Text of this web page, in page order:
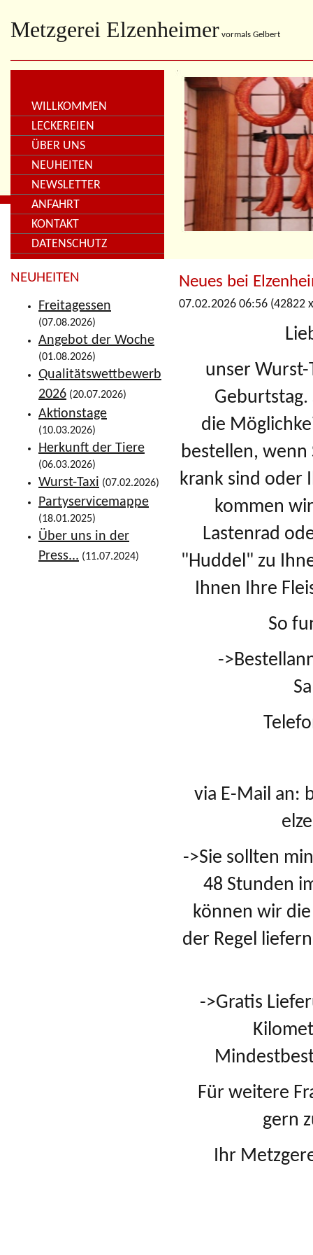
Metzgerei Elzenheimer vormals Gelbert
WILLKOMMEN
LECKEREIEN
ÜBER UNS
NEUHEITEN
NEWSLETTER
ANFAHRT
KONTAKT
DATENSCHUTZ
NEUHEITEN
Freitagessen
(07.08.2026)
Angebot der Woche
(01.08.2026)
Qualitätswettbewerb
2026 (20.07.2026)
Aktionstage
(10.03.2026)
Herkunft der Tiere
(06.03.2026)
Wurst-Taxi (07.02.2026)
Partyservicemappe
(18.01.2025)
Über uns in der
Press... (11.07.2024)
Neues bei
07.02.2026 06:56 (42822
unser
die
bestellen, wenn
krank sind oder
kommen
Lastenrad
"Huddel" zu
Ihnen Ihre
So
-
via E-Mail an:
->Sie sollten
48 Stunden
können wir
der Regel
->Gratis
Für weitere
gern
Ihr